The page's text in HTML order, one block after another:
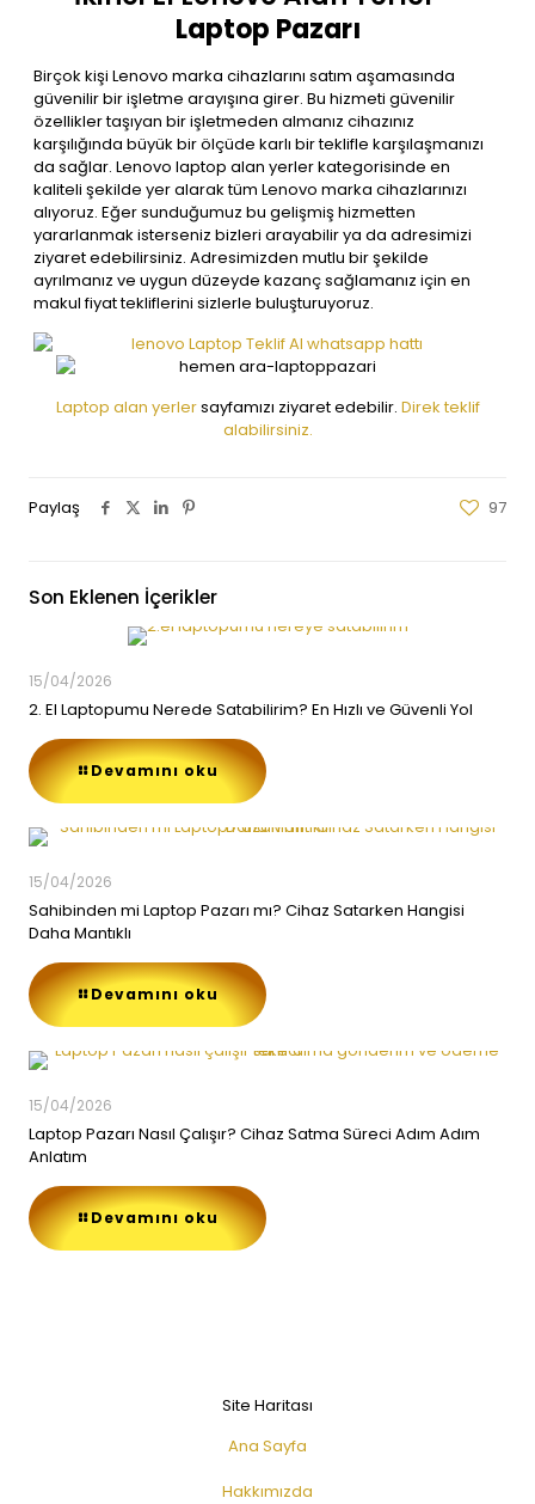
Laptop Pazarı
Birçok kişi Lenovo marka cihazlarını satım aşamasında
güvenilir bir işletme arayışına girer. Bu hizmeti güvenilir
özellikler taşıyan bir işletmeden almanız cihazınız
karşılığında büyük bir ölçüde karlı bir teklifle karşılaşmanızı
da sağlar. Lenovo laptop alan yerler kategorisinde en
kaliteli şekilde yer alarak tüm Lenovo marka cihazlarınızı
alıyoruz. Eğer sunduğumuz bu gelişmiş hizmetten
yararlanmak isterseniz bizleri arayabilir ya da adresimizi
ziyaret edebilirsiniz. Adresimizden mutlu bir şekilde
ayrılmanız ve uygun düzeyde kazanç sağlamanız için en
makul fiyat tekliflerini sizlerle buluşturuyoruz.
Laptop alan yerlersayfamızı ziyaret edebilir. Direk teklif
alabilirsiniz.
Paylaş 97
Son Eklenen İçerikler
15/04/2026
2. El Laptopumu Nerede Satabilirim? En Hızlı ve Güvenli Yol
Devamını oku
15/04/2026
Sahibinden mi Laptop Pazarı mı? Cihaz Satarken Hangisi
Daha Mantıklı
Devamını oku
15/04/2026
Laptop Pazarı Nasıl Çalışır? Cihaz Satma Süreci Adım Adım
Anlatım
Devamını oku
Site Haritası
Ana Sayfa
Hakkımızda